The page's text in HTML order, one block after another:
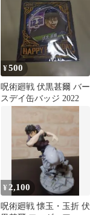
¥500
呪術廻戦 伏黒甚爾 バー
スデイ缶バッジ 2022
¥2,100
呪術廻戦 懐玉・玉折 伏